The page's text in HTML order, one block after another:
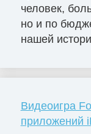
человек,
но и по
нашей
Видеоигра
приложений